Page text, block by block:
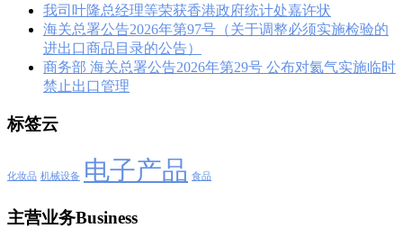
我司叶隆总经理等荣获香港政府统计处嘉许状
海关总署公告2026年第97号（关于调整必须实施检验的
进出口商品目录的公告）
商务部 海关总署公告2026年第29号 公布对氦气实施临时
禁止出口管理
标签云
化妆品 机械设备 电子产品 食品
主营业务Business